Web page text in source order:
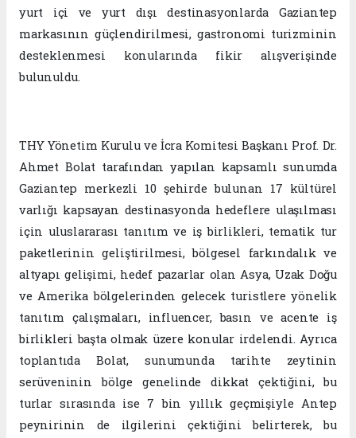
yurt içi ve yurt dışı destinasyonlarda Gaziantep
markasının güçlendirilmesi, gastronomi turizminin
desteklenmesi konularında fikir alışverişinde
bulunuldu.
THY Yönetim Kurulu ve İcra Komitesi Başkanı Prof. Dr.
Ahmet Bolat tarafından yapılan kapsamlı sunumda
Gaziantep merkezli 10 şehirde bulunan 17 kültürel
varlığı kapsayan destinasyonda hedeflere ulaşılması
için uluslararası tanıtım ve iş birlikleri, tematik tur
paketlerinin geliştirilmesi, bölgesel farkındalık ve
altyapı gelişimi, hedef pazarlar olan Asya, Uzak Doğu
ve Amerika bölgelerinden gelecek turistlere yönelik
tanıtım çalışmaları, influencer, basın ve acente iş
birlikleri başta olmak üzere konular irdelendi. Ayrıca
toplantıda Bolat, sunumunda tarihte zeytinin
serüveninin bölge genelinde dikkat çektiğini, bu
turlar sırasında ise 7 bin yıllık geçmişiyle Antep
peynirinin de ilgilerini çektiğini belirterek, bu